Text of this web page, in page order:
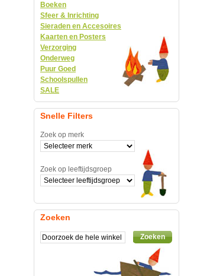
Boeken
Sfeer & Inrichting
Sieraden en Accesoires
Kaarten en Posters
Verzorging
Onderweg
Puur Goed
Schoolspullen
SALE
Snelle Filters
Zoek op merk
Zoek op leeftijdsgroep
Zoeken
Zoeken